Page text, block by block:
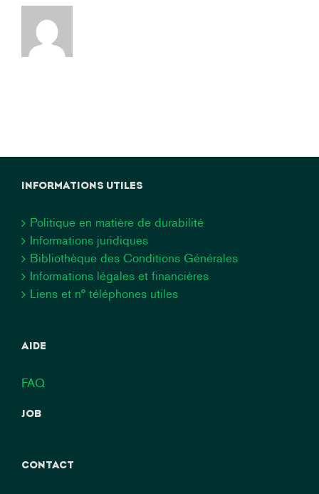
INFORMATIONS UTILES
Politique en matière de durabilité
Informations juridiques
Bibliothèque des Conditions Générales
Informations légales et financières
Liens et n° téléphones utiles
AIDE
FAQ
JOB
CONTACT